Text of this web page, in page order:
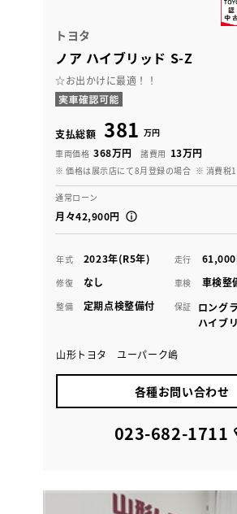
トヨタ
ノア ハイブリッド S-Z
☆お出かけに最適！！
支払総額 381 万円
車両価格 368万円 諸費用 13万円
※ 価格は展示店にて8月登録の場合 ※ 消費税
通常ローン
月々42,900円
年式 2023年(R5年) 走行
修復 なし 車検 車検整
整備 定期点検整備付 保証
ロング
ハイブ
山形トヨタ ユーパーク嶋
各種お問い合わせ
023-682-1711